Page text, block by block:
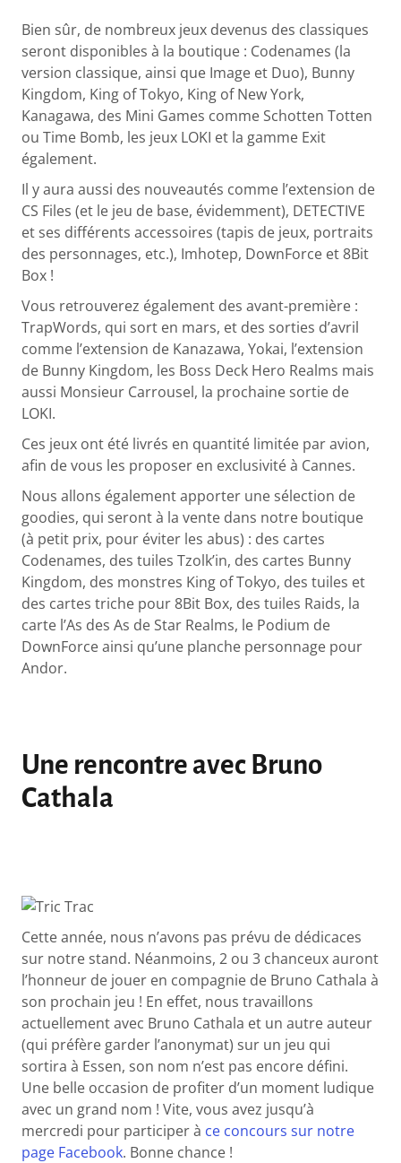
Bien sûr, de nombreux jeux devenus des classiques
seront disponibles à la boutique : Codenames (la
version classique, ainsi que Image et Duo), Bunny
Kingdom, King of Tokyo, King of New York,
Kanagawa, des Mini Games comme Schotten Totten
ou Time Bomb, les jeux LOKI et la gamme Exit
également.
Il y aura aussi des nouveautés comme l’extension de
CS Files (et le jeu de base, évidemment), DETECTIVE
et ses différents accessoires (tapis de jeux, portraits
des personnages, etc.), Imhotep, DownForce et 8Bit
Box !
Vous retrouverez également des avant-première :
TrapWords, qui sort en mars, et des sorties d’avril
comme l’extension de Kanazawa, Yokai, l’extension
de Bunny Kingdom, les Boss Deck Hero Realms mais
aussi Monsieur Carrousel, la prochaine sortie de
LOKI.
Ces jeux ont été livrés en quantité limitée par avion,
afin de vous les proposer en exclusivité à Cannes.
Nous allons également apporter une sélection de
goodies, qui seront à la vente dans notre boutique
(à petit prix, pour éviter les abus) : des cartes
Codenames, des tuiles Tzolk’in, des cartes Bunny
Kingdom, des monstres King of Tokyo, des tuiles et
des cartes triche pour 8Bit Box, des tuiles Raids, la
carte l’As des As de Star Realms, le Podium de
DownForce ainsi qu’une planche personnage pour
Andor.
Une rencontre avec Bruno
Cathala
Cette année, nous n’avons pas prévu de dédicaces
sur notre stand. Néanmoins, 2 ou 3 chanceux auront
l’honneur de jouer en compagnie de Bruno Cathala à
son prochain jeu ! En effet, nous travaillons
actuellement avec Bruno Cathala et un autre auteur
(qui préfère garder l’anonymat) sur un jeu qui
sortira à Essen, son nom n’est pas encore défini.
Une belle occasion de profiter d’un moment ludique
avec un grand nom ! Vite, vous avez jusqu’à
mercredi pour participer à ce concours sur notre
page Facebook. Bonne chance !